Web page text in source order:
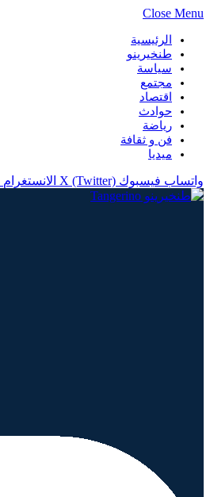
Close Menu
الرئيسية
طنخيرينو
سياسة
مجتمع
اقتصاد
حوادث
رياضة
فن و ثقافة
ميديا
واتساب فيسبوك X (Twitter) الانستغرام